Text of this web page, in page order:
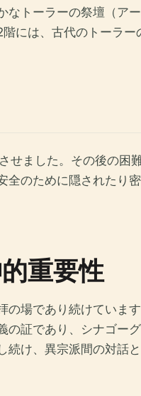
トーラーの祭壇（ア
階には、古代のトーラ
せました。その後の
のために隠されたり
重要性
場であり続けていま
証であり、シナゴー
け、異宗派間の対話